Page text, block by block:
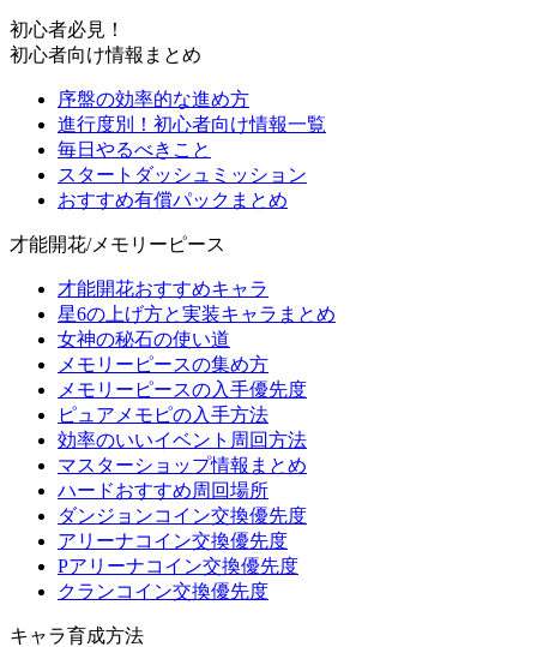
初心者必見！
初心者向け情報まとめ
序盤の効率的な進め方
進行度別！初心者向け情報一覧
毎日やるべきこと
スタートダッシュミッション
おすすめ有償パックまとめ
才能開花/メモリーピース
才能開花おすすめキャラ
星6の上げ方と実装キャラまとめ
女神の秘石の使い道
メモリーピースの集め方
メモリーピースの入手優先度
ピュアメモピの入手方法
効率のいいイベント周回方法
マスターショップ情報まとめ
ハードおすすめ周回場所
ダンジョンコイン交換優先度
アリーナコイン交換優先度
Pアリーナコイン交換優先度
クランコイン交換優先度
キャラ育成方法